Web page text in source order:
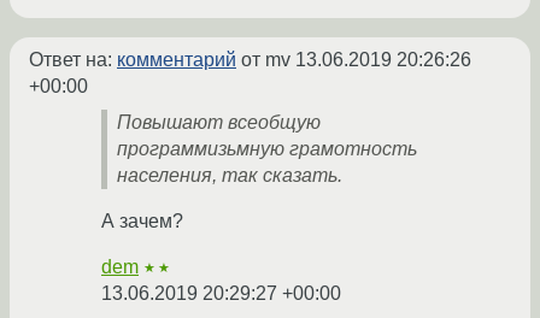
Ответ на: комментарий от mv 13.06.2019 20:26:26
+00:00
Повышают всеобщую
программизьмную грамотность
населения, так сказать.
А зачем?
dem ★★
13.06.2019 20:29:27 +00:00